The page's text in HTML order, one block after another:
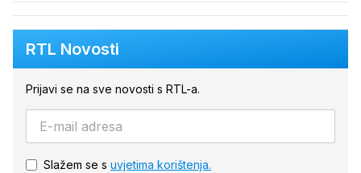
RTL Novosti
Prijavi se na sve novosti s RTL-a.
Slažem se s uvjetima korištenja.